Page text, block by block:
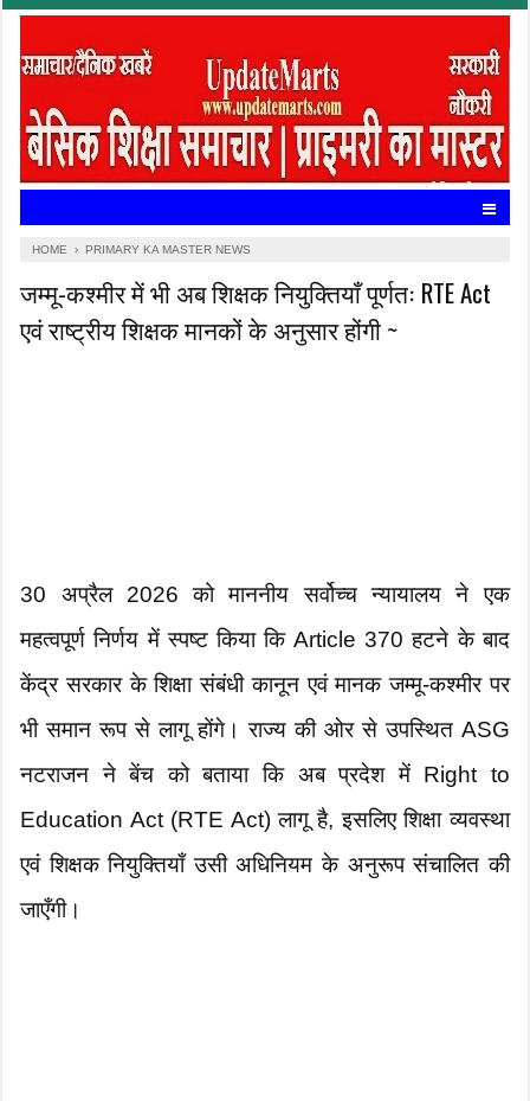
HOME ›PRIMARY KA MASTER NEWS
जम्मू-कश्मीर में भी अब शिक्षक नियुक्तियाँ पूर्णतः RTE Act
एवं राष्ट्रीय शिक्षक मानकों के अनुसार होंगी ~
30 अप्रैल 2026 को माननीय सर्वोच्च न्यायालय ने एक
महत्वपूर्ण निर्णय में स्पष्ट किया कि Article 370 हटने के बाद
केंद्र सरकार के शिक्षा संबंधी कानून एवं मानक जम्मू-कश्मीर पर
भी समान रूप से लागू होंगे। राज्य की ओर से उपस्थित ASG
नटराजन ने बेंच को बताया कि अब प्रदेश में Right to
Education Act (RTE Act) लागू है, इसलिए शिक्षा व्यवस्था
एवं शिक्षक नियुक्तियाँ उसी अधिनियम के अनुरूप संचालित की
जाएँगी।